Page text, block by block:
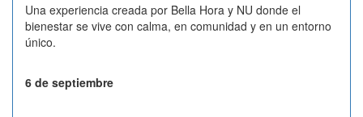
Una experiencia creada por Bella Hora y NU donde el
bienestar se vive con calma, en comunidad y en un entorno
único.
6 de septiembre